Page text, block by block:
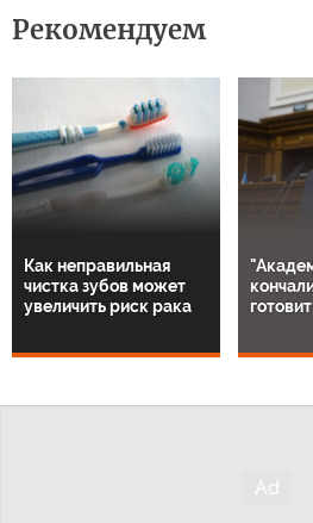
Рекомендуем
Как неправильная
чистка зубов может
увеличить риск рака